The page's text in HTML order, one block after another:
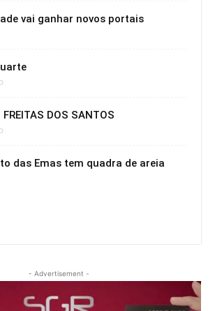
vai ganhar novos portais
FREITAS DOS SANTOS
das Emas tem quadra de areia
- Advertisement -